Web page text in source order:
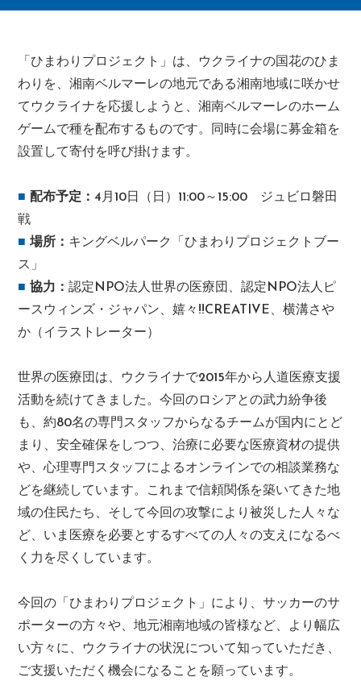
「ひまわりプロジェクト」は、ウクライナの国花のひま
わりを、湘南ベルマーレの地元である湘南地域に咲かせ
てウクライナを応援しようと、湘南ベルマーレのホーム
ゲームで種を配布するものです。同時に会場に募金箱を
設置して寄付を呼び掛けます。
■ 配布予定：4月10日（日）11:00～15:00 ジュビロ磐田
戦
■ 場所： キングベルパーク「ひまわりプロジェクトブー
ス」
■ 協力：認定NPO法人世界の医療団、認定NPO法人ピ
ースウィンズ・ジャパン、嬉々!!CREATIVE、横溝さや
か（イラストレーター）
世界の医療団は、ウクライナで2015年から人道医療支援
活動を続けてきました。今回のロシアとの武力紛争後
も、約80名の専門スタッフからなるチームが国内にとど
まり、安全確保をしつつ、治療に必要な医療資材の提供
や、心理専門スタッフによるオンラインでの相談業務な
どを継続しています。これまで信頼関係を築いてきた地
域の住民たち、そして今回の攻撃により被災した人々な
ど、いま医療を必要とするすべての人々の支えになるべ
く力を尽くしています。
今回の「ひまわりプロジェクト」により、サッカーのサ
ポーターの方々や、地元湘南地域の皆様など、より幅広
い方々に、ウクライナの状況について知っていただき、
ご支援いただく機会になることを願っています。